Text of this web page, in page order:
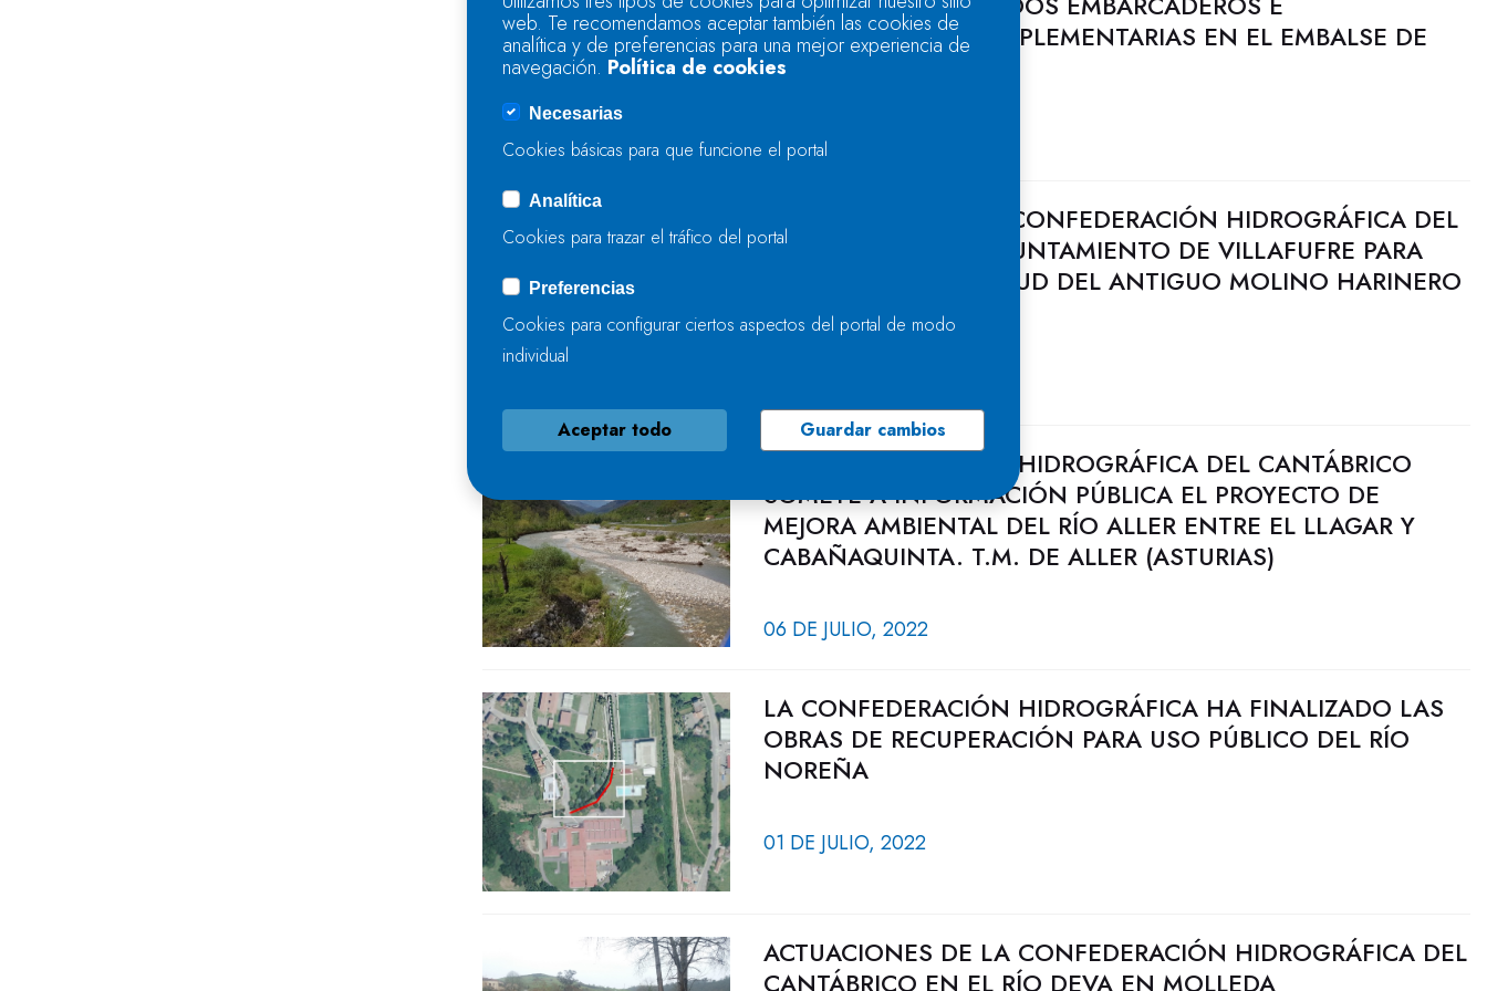
INSTALACIONES COMPLEMENTARIAS EN EL EMBALSE DE
TANES
18 DE JULIO, 2022
ACUERDO ENTRE LA CONFEDERACIÓN HIDROGRÁFICA DEL
CANTÁBRICO Y EL AYUNTAMIENTO DE VILLAFUFRE PARA
PERMEABILIZAR EL AZUD DEL ANTIGUO MOLINO HARINERO
DE VEGA
LA CONFEDERACIÓN HIDROGRÁFICA DEL CANTÁBRICO
SOMETE A INFORMACIÓN PÚBLICA EL PROYECTO DE
MEJORA AMBIENTAL DEL RÍO ALLER ENTRE EL LLAGAR Y
CABAÑAQUINTA. T.M. DE ALLER (ASTURIAS)
06 DE JULIO, 2022
LA CONFEDERACIÓN HIDROGRÁFICA HA FINALIZADO LAS
OBRAS DE RECUPERACIÓN PARA USO PÚBLICO DEL RÍO
NOREÑA
01 DE JULIO, 2022
ACTUACIONES DE LA CONFEDERACIÓN HIDROGRÁFICA DEL
CANTÁBRICO EN EL RÍO DEVA EN MOLLEDA
web. Te recomendamos aceptar también las cookies de
analítica y de preferencias para una mejor experiencia de
navegación. Política de cookies
Necesarias
Cookies básicas para que funcione el portal
Analítica
Cookies para trazar el tráfico del portal
Preferencias
Cookies para configurar ciertos aspectos del portal de modo
individual
Aceptar todo Guardar cambios